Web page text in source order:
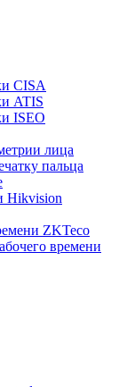
CISA
ATIS
ISEO
лица
пальца
Hikvision
ZKTeco
времени